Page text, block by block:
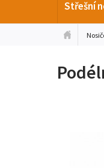
Střešní